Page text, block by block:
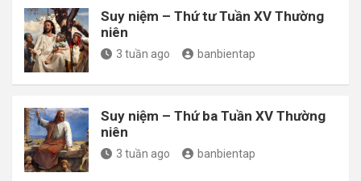
Suy niệm – Thứ tư Tuần XV Thường
niên
3 tuần ago banbientap
Suy niệm – Thứ ba Tuần XV Thường
niên
3 tuần ago banbientap